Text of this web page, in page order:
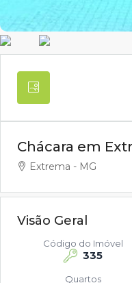
Chácara em
Extrema - MG
Visão Geral
335
Código do Imóvel
Quartos